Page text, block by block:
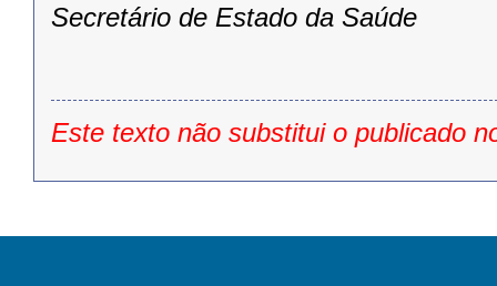
Secretário de Estado da Saúde
Este texto não substitui o publicado